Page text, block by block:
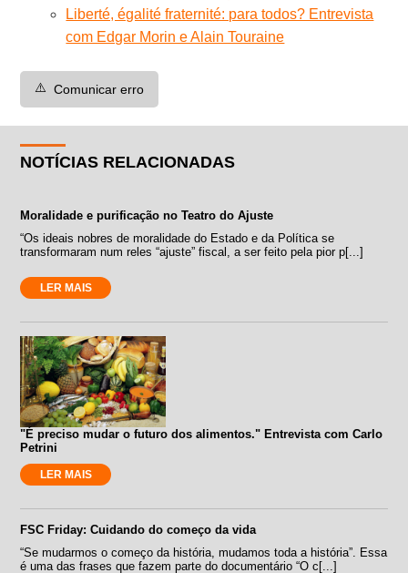
Liberté, égalité fraternité: para todos? Entrevista
com Edgar Morin e Alain Touraine
⚠️ Comunicar erro
NOTÍCIAS RELACIONADAS
Moralidade e purificação no Teatro do Ajuste
“Os ideais nobres de moralidade do Estado e da Política se
transformaram num reles “ajuste” fiscal, a ser feito pela pior p[...]
LER MAIS
"É preciso mudar o futuro dos alimentos." Entrevista com Carlo
Petrini
LER MAIS
FSC Friday: Cuidando do começo da vida
“Se mudarmos o começo da história, mudamos toda a história”. Essa
é uma das frases que fazem parte do documentário “O c[...]